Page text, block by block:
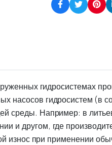
гидросистемах
гидросистем (в
Например: в
другом, где
износ при применении